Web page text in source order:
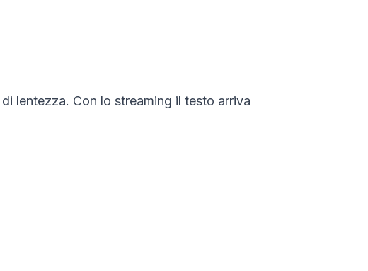
lentezza. Con lo streaming il testo arriva